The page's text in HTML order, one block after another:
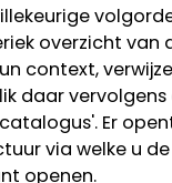
overzicht van
context,
daar
Er
via welke u
openen.